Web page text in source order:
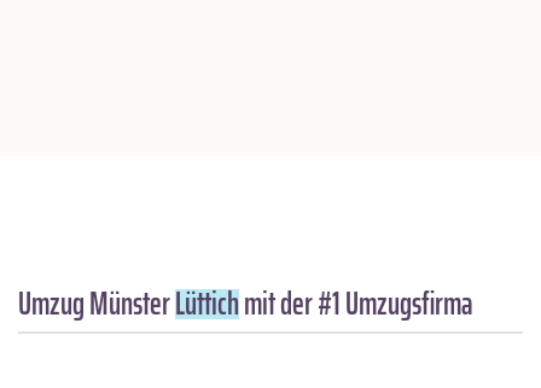
Umzug MünsterLüttichmit der #1 Umzugsfirma